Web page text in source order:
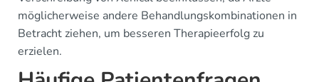
möglicherweise andere Behandlungskombinationen in
Betracht ziehen, um besseren Therapieerfolg zu
erzielen.